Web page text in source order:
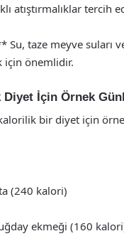
atıştırmalıklar tercih
Su, taze meyve suları
için önemlidir.
İçin Örnek
bir diyet için
(240 kalori)
ekmeği (160